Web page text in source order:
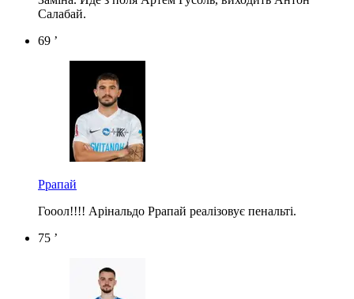
Салабай.
69 ’
Ррапай
Гооол!!!! Арінальдо Ррапай реалізовує пенальті.
75 ’